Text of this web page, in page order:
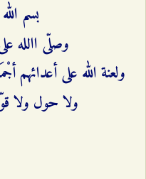
بسم
وصلّى االله
ولعنة الله على أعدائهم
ولا حول ولا